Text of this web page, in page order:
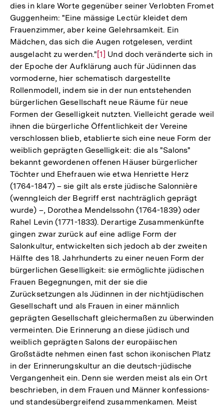
Link:
dies in klare Worte gegenüber seiner Verlobten Fromet
Guggenheim: "Eine mässige Lectür kleidet dem
Frauenzimmer, aber keine Gelehrsamkeit. Ein
Mädchen, das sich die Augen rotgelesen, verdint
ausgelacht zu werden."Zur
Auflösung
der
Fußnote
[1] Und doch veränderte sich in
der Epoche der Aufklärung auch für Jüdinnen das
vormoderne, hier schematisch dargestellte
Rollenmodell, indem sie in der nun entstehenden
bürgerlichen Gesellschaft neue Räume für neue
Formen der Geselligkeit nutzten. Vielleicht gerade weil
ihnen die bürgerliche Öffentlichkeit der Vereine
verschlossen blieb, etablierte sich eine neue Form der
weiblich geprägten Geselligkeit: die als "Salons"
bekannt gewordenen offenen Häuser bürgerlicher
Töchter und Ehefrauen wie etwa Henriette Herz
(1764-1847) – sie gilt als erste jüdische Salonnière
(wenngleich der Begriff erst nachträglich geprägt
wurde) –, Dorothea Mendelssohn (1764-1839) oder
Rahel Levin (1771-1833). Derartige Zusammenkünfte
gingen zwar zurück auf eine adlige Form der
Salonkultur, entwickelten sich jedoch ab der zweiten
Hälfte des 18. Jahrhunderts zu einer neuen Form der
bürgerlichen Geselligkeit: sie ermöglichte jüdischen
Frauen Begegnungen, mit der sie die
Zurücksetzungen als Jüdinnen in der nichtjüdischen
Gesellschaft und als Frauen in einer männlich
geprägten Gesellschaft gleichermaßen zu überwinden
vermeinten. Die Erinnerung an diese jüdisch und
weiblich geprägten Salons der europäischen
Großstädte nehmen einen fast schon ikonischen Platz
in der Erinnerungskultur an die deutsch-jüdische
Vergangenheit ein. Denn sie werden meist als ein Ort
beschrieben, in dem Frauen und Männer konfessions-
und standesübergreifend zusammenkamen. Meist